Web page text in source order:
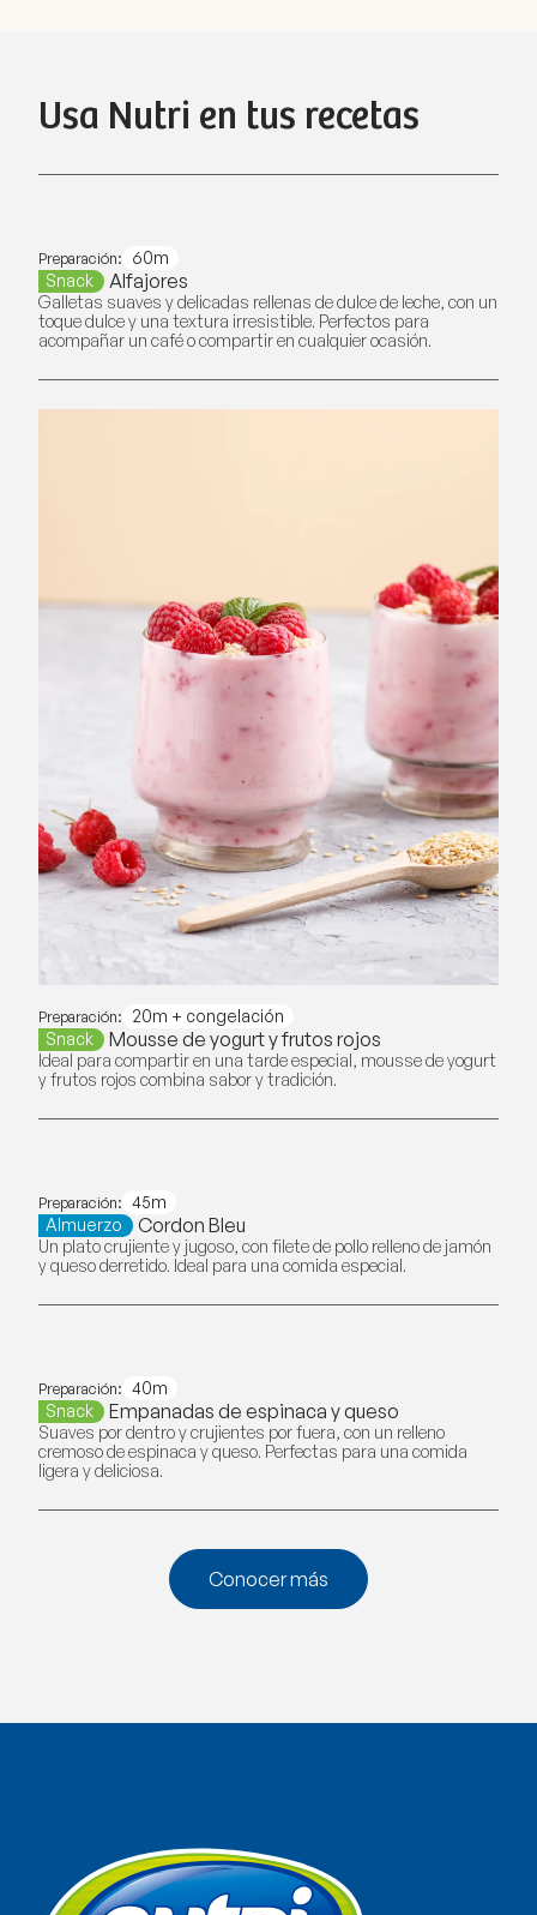
Usa Nutri en tus recetas
Preparación:
60m
Snack
Alfajores
Galletas suaves y delicadas rellenas de dulce de leche, con un
toque dulce y una textura irresistible. Perfectos para
acompañar un café o compartir en cualquier ocasión.
Preparación:
20m + congelación
Snack
Mousse de yogurt y frutos rojos
Ideal para compartir en una tarde especial, mousse de yogurt
y frutos rojos combina sabor y tradición.
Preparación: 45m
Almuerzo
Cordon Bleu
Un plato crujiente y jugoso, con filete de pollo relleno de jamón
y queso derretido. Ideal para una comida especial.
Preparación: 40m
Snack
Empanadas de espinaca y queso
Suaves por dentro y crujientes por fuera, con un relleno
cremoso de espinaca y queso. Perfectas para una comida
ligera y deliciosa.
Conocer más